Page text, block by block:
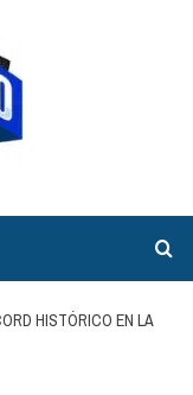
HISTÓRICO EN LA